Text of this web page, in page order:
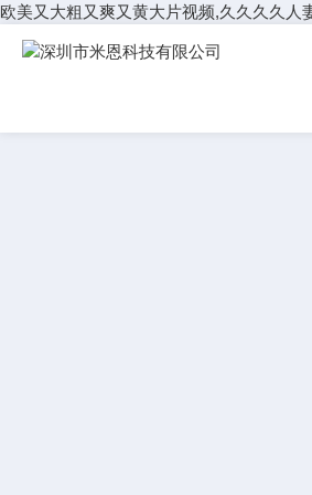
欧美又大粗又爽又黄大片视频,久久久久